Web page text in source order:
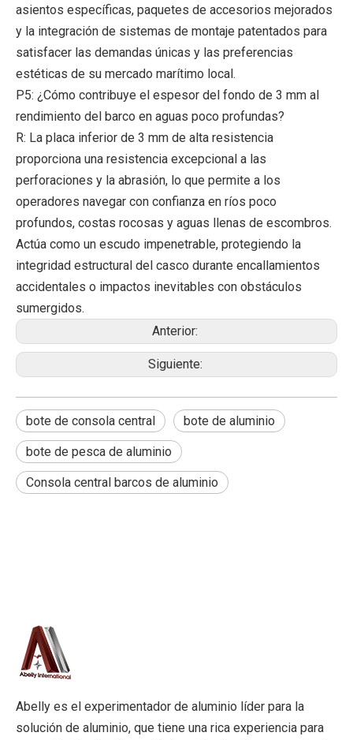
asientos específicas, paquetes de accesorios mejorados
y la integración de sistemas de montaje patentados para
satisfacer las demandas únicas y las preferencias
estéticas de su mercado marítimo local.
P5: ¿Cómo contribuye el espesor del fondo de 3 mm al
rendimiento del barco en aguas poco profundas?
R: La placa inferior de 3 mm de alta resistencia
proporciona una resistencia excepcional a las
perforaciones y la abrasión, lo que permite a los
operadores navegar con confianza en ríos poco
profundos, costas rocosas y aguas llenas de escombros.
Actúa como un escudo impenetrable, protegiendo la
integridad estructural del casco durante encallamientos
accidentales o impactos inevitables con obstáculos
sumergidos.
Anterior:
Siguiente:
bote de consola central bote de aluminio
bote de pesca de aluminio
Consola central barcos de aluminio
Abelly es el experimentador de aluminio líder para la
solución de aluminio, que tiene una rica experiencia para